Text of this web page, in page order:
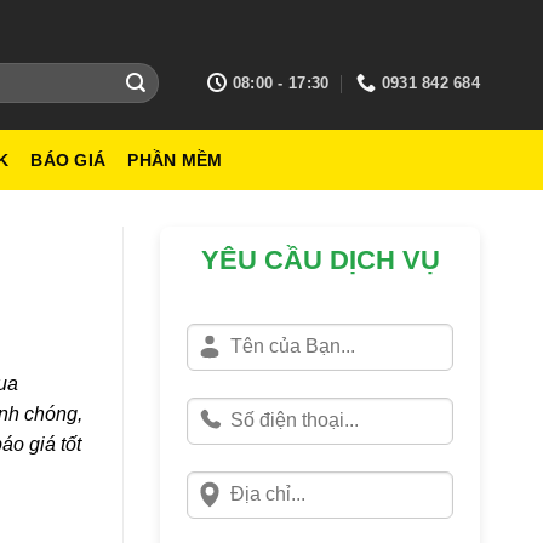
08:00 - 17:30 0931 842 684
BÁO GIÁ PHẦN MỀM
chóng,
giá tốt
YÊU CẦU DỊCH VỤ